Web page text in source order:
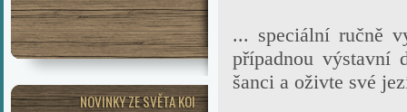
NOVINKY ZE SVĚTA KOI
... speciální ručně
případnou výstavní
šanci a oživte své